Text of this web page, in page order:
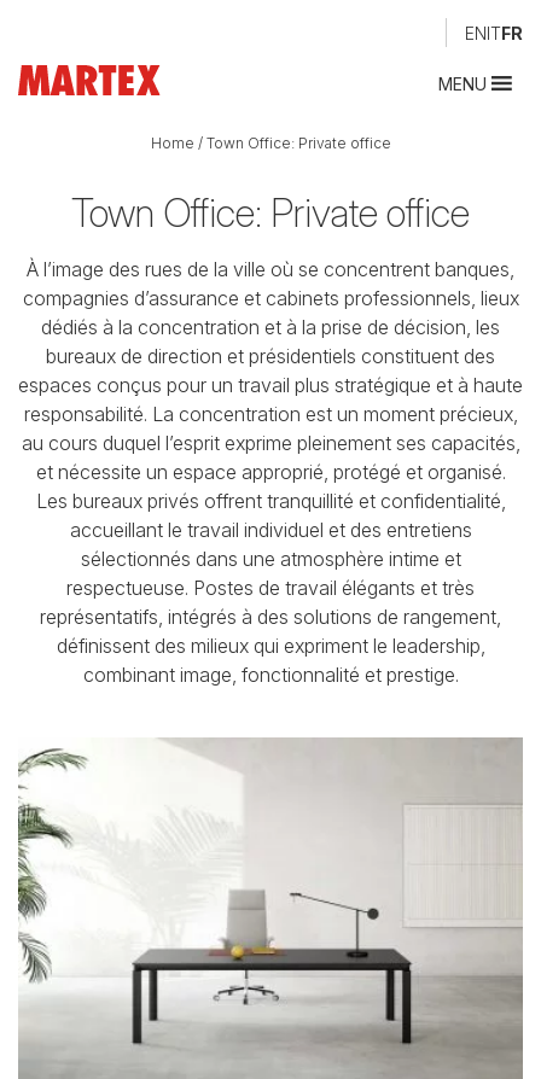
ENITFR
MENU
Home / Town Office: Private office
Town Office: Private office
À l’image des rues de la ville où se concentrent banques,
compagnies d’assurance et cabinets professionnels, lieux
dédiés à la concentration et à la prise de décision, les
bureaux de direction et présidentiels constituent des
espaces conçus pour un travail plus stratégique et à haute
responsabilité. La concentration est un moment précieux,
au cours duquel l’esprit exprime pleinement ses capacités,
et nécessite un espace approprié, protégé et organisé.
Les bureaux privés offrent tranquillité et confidentialité,
accueillant le travail individuel et des entretiens
sélectionnés dans une atmosphère intime et
respectueuse. Postes de travail élégants et très
représentatifs, intégrés à des solutions de rangement,
définissent des milieux qui expriment le leadership,
combinant image, fonctionnalité et prestige.